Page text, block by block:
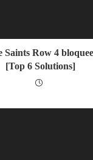
Saints Row 4
[Top 6 Solutions]